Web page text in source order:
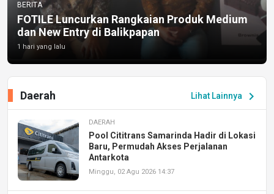
BERITA
FOTILE Luncurkan Rangkaian Produk Medium
dan New Entry di Balikpapan
1 hari yang lalu
Lihat Lainnya chevron_right
Daerah
DAERAH
Pool Cititrans Samarinda Hadir di Lokasi
Baru, Permudah Akses Perjalanan
Antarkota
Minggu, 02 Agu 2026 14:37